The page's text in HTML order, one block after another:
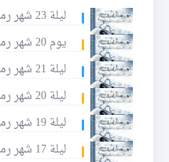
ليلة 23 شهر رمضان 1433 هجرية (ليلة القدر)
يوم 20 شهر رمضان 1433 هجرية
ليلة 21 شهر رمضان 1433 هجرية (ليلة القدر)
ليلة 20 شهر رمضان 1433 هجرية
ليلة 19 شهر رمضان 1433 هجرية (ليلة القدر)
ليلة 17 شهر رمضان 1433 هجرية